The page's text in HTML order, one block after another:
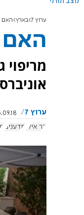
ערוץ 7 בארץ האם
האם
מריפוי
אוניברסיטת
ערוץ 7
16:06
בר אילן
מדענים